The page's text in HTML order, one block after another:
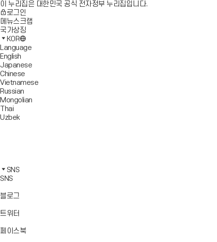
이 누리집은 대한민국 공식 전자정부 누리집입니다.
로그인
메뉴스크랩
국가상징
KOR
Language
English
Japanese
Chinese
Vietnamese
Russian
Mongolian
Thai
Uzbek
가
기
로
가
북
바
가
타
그
바
가
카
오
바
가
SNS
SNS
블로그
트위터
가
페이스북바